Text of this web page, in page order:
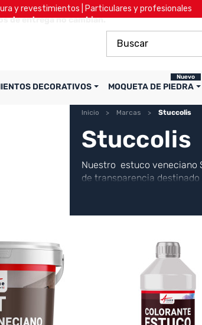
y revestimientos | Particulares y profesionales
de entrega no cambian.
DECORATIVOS MOQUETA DE PIEDRA
Nuevo
Inicio Marcas Stuccolis
Stuccolis
Nuestro estuco veneciano
de transparencia
disponible en 12 colores.
y la cera de acabado.